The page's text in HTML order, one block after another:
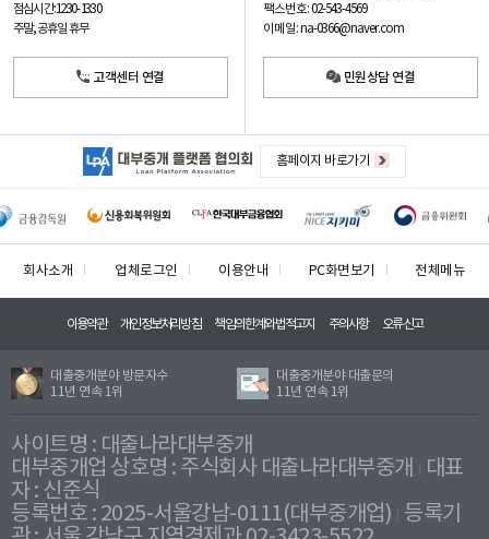
점심시간: 12:30 - 13:30
주말, 공휴일 휴무
고객센터 연결
팩스번호: 02-543-4569
이메일: na-0366@naver.com
민원상담 연결
홈페이지 바로가기
회사소개 업체로그인 이용안내 PC화면보기 전체메뉴
이용약관 개인정보처리방침 책임의한계와법적고지 주의사항 오류신고
대출중개분야 방문자수
11년 연속 1위
대출중개분야 대출문의
11년 연속 1위
사이트명 : 대출나라대부중개
대부중개업 상호명 : 주식회사 대출나라대부중개
대표
자 : 신준식
등록번호 : 2025-서울강남-0111(대부중개업) 등록기